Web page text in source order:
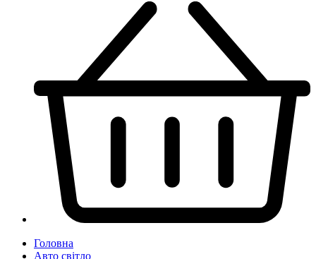
Головна
Авто світло